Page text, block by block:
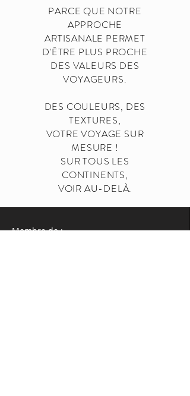
PARCE QUE NOTRE
APPROCHE
ARTISANALE PERMET
D'ÊTRE PLUS PROCHE
DES VALEURS DES
VOYAGEURS.
DES COULEURS, DES
TEXTURES,
VOTRE VOYAGE SUR
MESURE !
SUR TOUS LES
CONTINENTS,
VOIR AU-DELÀ.
Membre de :